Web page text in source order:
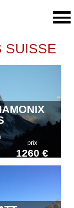
SUISSE
prix
1260 €